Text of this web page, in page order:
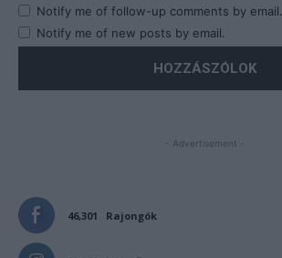
Notify me of follow-up comments by email.
Notify me of new posts by email.
- Advertisement -
46,301 Rajongók